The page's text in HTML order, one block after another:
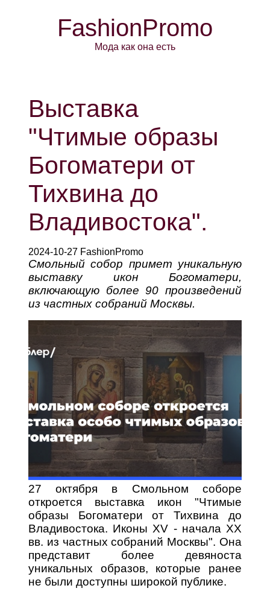
FashionPromo
Мода как она есть
Выставка
"Чтимые образы
Богоматери от
Тихвина до
Владивостока".
2024-10-27 FashionPromo
Смольный собор примет уникальную
выставку икон Богоматери,
включающую более 90 произведений
из частных собраний Москвы.
27 октября в Смольном соборе
откроется выставка икон "Чтимые
образы Богоматери от Тихвина до
Владивостока. Иконы XV - начала XX
вв. из частных собраний Москвы". Она
представит более девяноста
уникальных образов, которые ранее
не были доступны широкой публике.